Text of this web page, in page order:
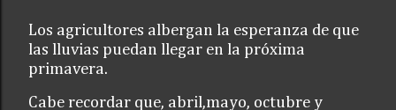
Los agricultores albergan la esperanza de que
las lluvias puedan llegar en la próxima
primavera.
Cabe recordar que, abril,mayo, octubre y